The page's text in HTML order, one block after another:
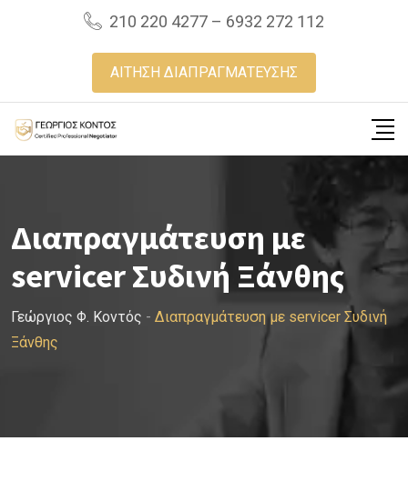
210 220 4277 – 6932 272 112
ΑΙΤΗΣΗ ΔΙΑΠΡΑΓΜΑΤΕΥΣΗΣ
Διαπραγμάτευση με
servicer Συδινή Ξάνθης
Γεώργιος Φ. Κοντός - Διαπραγμάτευση με servicer Συδινή
Ξάνθης